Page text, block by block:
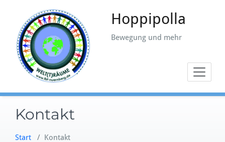
springen
Hoppipolla
Bewegung und mehr
Kontakt
Start / Kontakt